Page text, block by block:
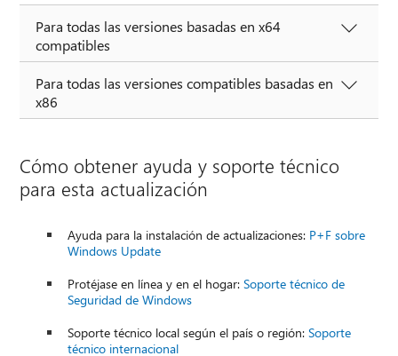
Para todas las versiones basadas en x64
compatibles
Para todas las versiones compatibles basadas en
x86
Cómo obtener ayuda y soporte técnico
para esta actualización
Ayuda para la instalación de actualizaciones: P+F sobre
Windows Update
Protéjase en línea y en el hogar:Soporte técnico de
Seguridad de Windows
Soporte técnico local según el país o región:Soporte
técnico internacional